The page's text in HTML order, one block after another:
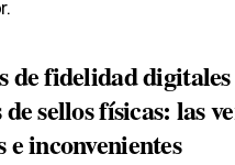
de fidelidad
sellos físicas: las
e inconvenientes